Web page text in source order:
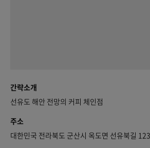
간략소개
선유도 해안 전망의 커피 체인점
주소
대한민국 전라북도 군산시 옥도면 선유북길 123